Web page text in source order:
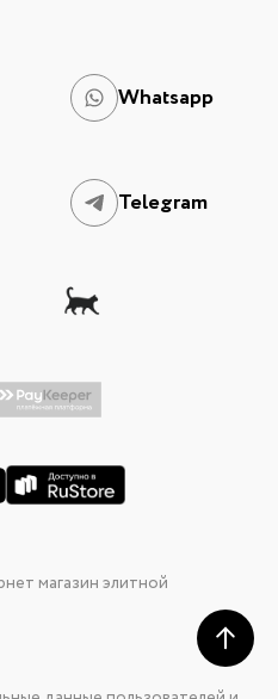
Whatsapp
Telegram
магазин элитной